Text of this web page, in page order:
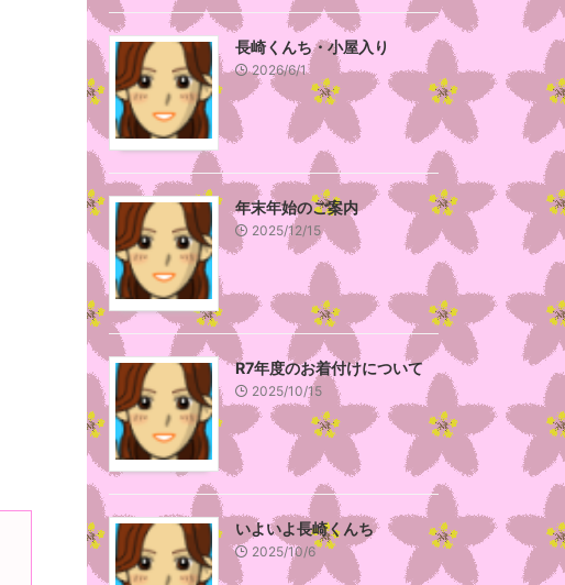
長崎くんち・小屋入り
2026/6/1
年末年始のご案内
2025/12/15
R7年度のお着付けについて
2025/10/15
いよいよ長崎くんち
2025/10/6